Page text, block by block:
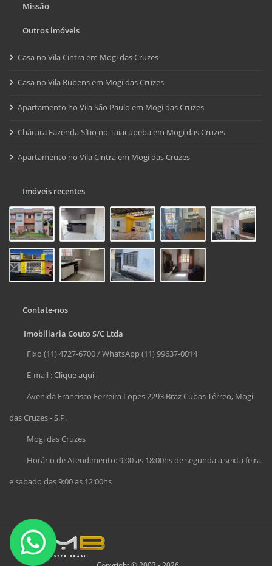
Missão
Outros imóveis
Casa no Vila Cintra em Mogi das Cruzes
Casa no Vila Rubens em Mogi das Cruzes
Apartamento no Vila São Paulo em Mogi das Cruzes
Chácara Fazenda Sítio no Taiacupeba em Mogi das Cruzes
Apartamento no Vila Cintra em Mogi das Cruzes
Imóveis recentes
Contate-nos
Imobiliaria Couto S/C Ltda
Fixo (11) 4727-6700 / WhatsApp (11) 99637-0014
E-mail :Clique aqui
Avenida Francisco Ferreira Lopes 2293 Braz Cubas Térreo, Mogi
das Cruzes - S.P.
Mogi das Cruzes
Horário de Atendimento: 9:00 as 18:00hs de segunda a sexta feira
e sabado das 9:00 as 12:00hs